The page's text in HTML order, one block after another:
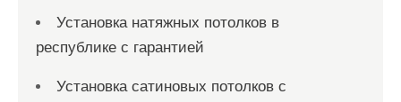
Установка натяжных потолков в
республике с гарантией
Установка сатиновых потолков с